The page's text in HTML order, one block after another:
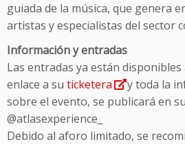
guiada de la música, que genera
artistas y especialistas del sector
Información y entradas
Las entradas ya están
enlace a su ticketera
y toda la
sobre el evento, se publicará en
@atlasexperience_
Debido al aforo limitado, se